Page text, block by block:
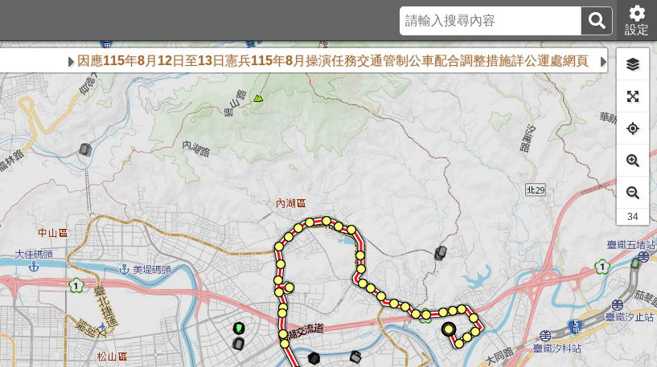
設定
因應115年8月12日至13日憲兵115年8月操演任務交通管制公車配合調整措施詳公運處網頁 因應南港區
30